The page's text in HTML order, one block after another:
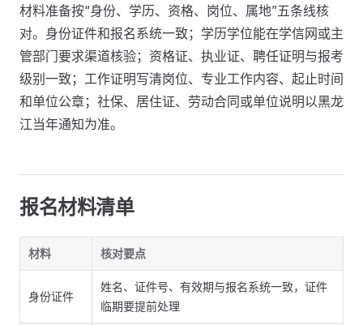
材料准备按“身份、学历、资格、岗位、属地”五条线核
对。身份证件和报名系统一致；学历学位能在学信网或主
管部门要求渠道核验；资格证、执业证、聘任证明与报考
级别一致；工作证明写清岗位、专业工作内容、起止时间
和单位公章；社保、居住证、劳动合同或单位说明以黑龙
江当年通知为准。
报名材料清单
材料 核对要点
身份证件
姓名、证件号、有效期与报名系统一致，证件
临期要提前处理